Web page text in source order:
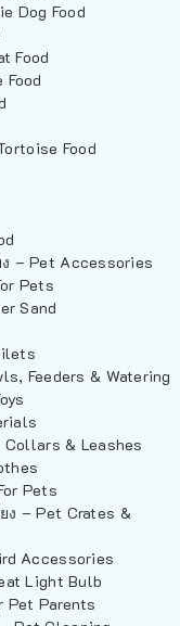
Dog Food
Food
Food
– Pet Accessories
Pets
Sand
Feeders & Watering
& Leashes
Pets
– Pet Crates &
Accessories
Light Bulb
Pet Parents